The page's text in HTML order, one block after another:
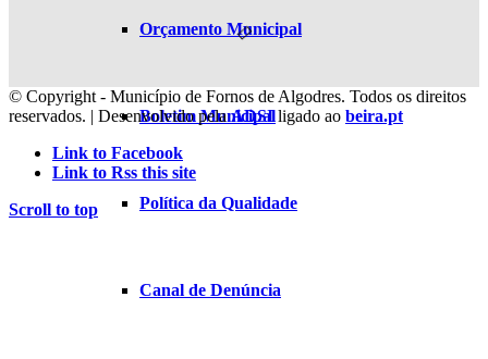
Orçamento Municipal
Boletim Municipal
Política da Qualidade
Canal de Denúncia
© Copyright - Município de Fornos de Algodres. Todos os direitos
reservados. | Desenvolvido pelaADSIligado ao beira.pt
Link to Facebook
Link to Rss this site
Scroll to top